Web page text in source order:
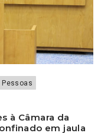
Pessoas
à Câmara da
em jaula